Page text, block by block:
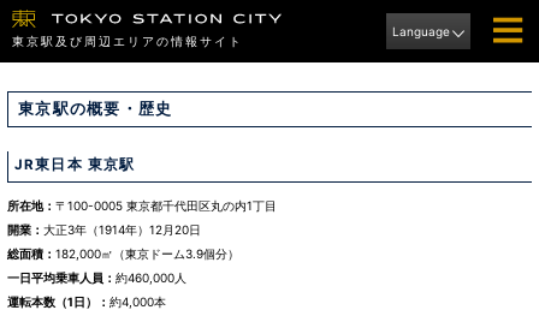
東京駅及び周辺エリアの情報サイト
Language
東京駅の概要・歴史
JR東日本 東京駅
所在地
〒100-0005 東京都千代田区丸の内1丁目
開業
大正3年（1914年）12月20日
総面積
182,000㎡（東京ドーム3.9個分）
一日平均乗車人員
約460,000人
運転本数（1日）
約4,000本